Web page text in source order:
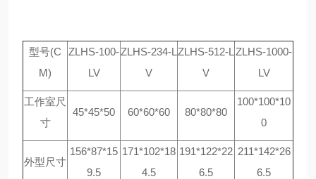
型号(C
M)
ZLHS-100-
LV
ZLHS-234-L
V
ZLHS-512-L
V
ZLHS-1000-
LV
工作室尺
寸
45*45*50 60*60*60 80*80*80
100*100*10
0
外型尺寸
156*87*15
9.5
171*102*18
4.5
191*122*22
6.5
211*142*26
6.5